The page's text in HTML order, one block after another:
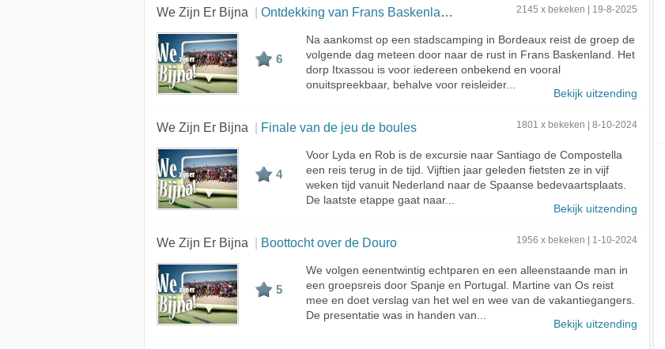
We Zijn Er Bijna Ontdekking van Frans Baskenland 2145 x bekeken | 19-8-2025
6
Na aankomst op een stadscamping in Bordeaux reist de groep de
volgende dag meteen door naar de rust in Frans Baskenland. Het
dorp Itxassou is voor iedereen onbekend en vooral
onuitspreekbaar, behalve voor reisleider...
Bekijk uitzending
We Zijn Er Bijna Finale van de jeu de boules 1801 x bekeken | 8-10-2024
4
Voor Lyda en Rob is de excursie naar Santiago de Compostella
een reis terug in de tijd. Vijftien jaar geleden fietsten ze in vijf
weken tijd vanuit Nederland naar de Spaanse bedevaartsplaats.
De laatste etappe gaat naar...
Bekijk uitzending
We Zijn Er Bijna Boottocht over de Douro 1956 x bekeken | 1-10-2024
5
We volgen eenentwintig echtparen en een alleenstaande man in
een groepsreis door Spanje en Portugal. Martine van Os reist
mee en doet verslag van het wel en wee van de vakantiegangers.
De presentatie was in handen van...
Bekijk uitzending